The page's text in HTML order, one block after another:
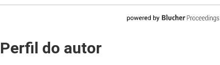
Perfil do autor